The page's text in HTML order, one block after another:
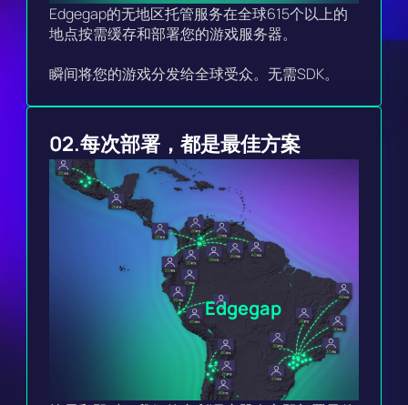
Edgegap的无地区托管服务在全球615个以上的
地点按需缓存和部署您的游戏服务器。
瞬间将您的游戏分发给全球受众。无需SDK。
02.每次部署，都是最佳方案
Edgegap